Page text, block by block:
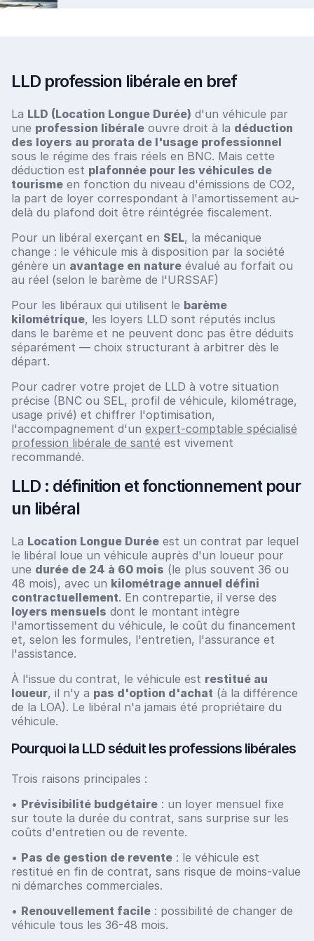
LLD profession libérale en bref
La LLD (Location Longue Durée) d'un véhicule par
une profession libérale ouvre droit à la déduction
des loyers au prorata de l'usage professionnel
sous le régime des frais réels en BNC. Mais cette
déduction est plafonnée pour les véhicules de
tourisme en fonction du niveau d'émissions de CO2,
la part de loyer correspondant à l'amortissement au-
delà du plafond doit être réintégrée fiscalement.
Pour un libéral exerçant en SEL, la mécanique
change : le véhicule mis à disposition par la société
génère un avantage en nature évalué au forfait ou
au réel (selon le barème de l'URSSAF)
Pour les libéraux qui utilisent le barème
kilométrique, les loyers LLD sont réputés inclus
dans le barème et ne peuvent donc pas être déduits
séparément — choix structurant à arbitrer dès le
départ.
Pour cadrer votre projet de LLD à votre situation
précise (BNC ou SEL, profil de véhicule, kilométrage,
usage privé) et chiffrer l'optimisation,
l'accompagnement d'un expert-comptable spécialisé
profession libérale de santé est vivement
recommandé.
LLD : définition et fonctionnement pour
un libéral
La Location Longue Durée est un contrat par lequel
le libéral loue un véhicule auprès d'un loueur pour
une durée de 24 à 60 mois (le plus souvent 36 ou
48 mois), avec un kilométrage annuel défini
contractuellement. En contrepartie, il verse des
loyers mensuels dont le montant intègre
l'amortissement du véhicule, le coût du financement
et, selon les formules, l'entretien, l'assurance et
l'assistance.
À l'issue du contrat, le véhicule est restitué au
loueur, il n'y a pas d'option d'achat (à la différence
de la LOA). Le libéral n'a jamais été propriétaire du
véhicule.
Pourquoi la LLD séduit les professions libérales
Trois raisons principales :
• Prévisibilité budgétaire : un loyer mensuel fixe
sur toute la durée du contrat, sans surprise sur les
coûts d'entretien ou de revente.
• Pas de gestion de revente : le véhicule est
restitué en fin de contrat, sans risque de moins-value
ni démarches commerciales.
• Renouvellement facile : possibilité de changer de
véhicule tous les 36-48 mois.